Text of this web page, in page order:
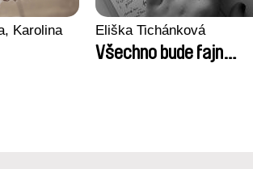
Karolina
Eliška Tichánková
Všechno bude fajn…